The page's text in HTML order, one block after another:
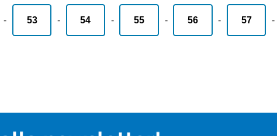
- 53 - 54 - 55 - 56 - 57 -